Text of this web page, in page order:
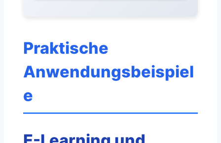
Praktische
Anwendungsbeispiel
e